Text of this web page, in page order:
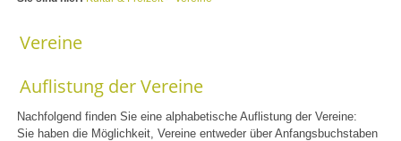
Vereine
Auflistung der Vereine
Nachfolgend finden Sie eine alphabetische Auflistung der Vereine:
Sie haben die Möglichkeit, Vereine entweder über Anfangsbuchstaben